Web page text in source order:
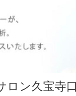
ロン久宝寺
滋賀県